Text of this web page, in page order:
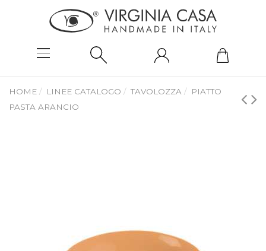
HOME LINEE CATALOGO TAVOLOZZA
PIATTO
PASTA ARANCIO